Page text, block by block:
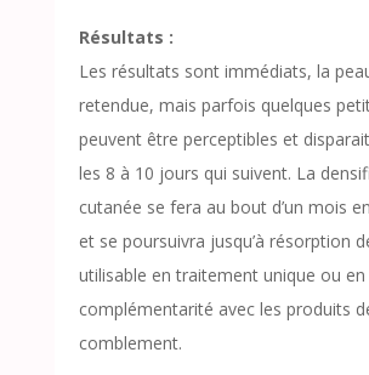
Résultats :
Les résultats sont immédiats, la
retendue, mais parfois quelques
peuvent être perceptibles et
les 8 à 10 jours qui suivent. La
cutanée se fera au bout d’un mois
et se poursuivra jusqu’à résorption
utilisable en traitement unique ou en
complémentarité avec les produits
comblement.